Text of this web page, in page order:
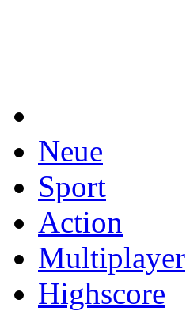
Neue
Sport
Action
Multiplayer
Highscore